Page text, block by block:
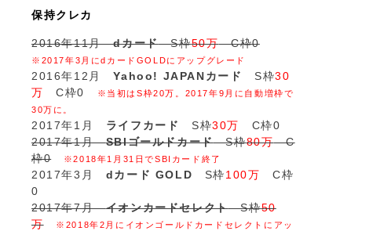
保持クレカ
2016年11月dカードS枠50万C枠0
※2017年3月にdカードGOLDにアップグレード
2016年12月Yahoo! JAPANカード S枠30
万
C枠0
※当初はS枠20万。2017年9月に自動増枠で
30万に。
2017年1月 ライフカード S枠30万
C枠0
2017年1月SBIゴールドカードS枠80万C
枠0
※2018年1月31日でSBIカード終了
2017年3月 dカード GOLD S枠100万 C枠
0
2017年7月イオンカードセレクトS枠50
万
※2018年2月にイオンゴールドカードセレクトにアッ